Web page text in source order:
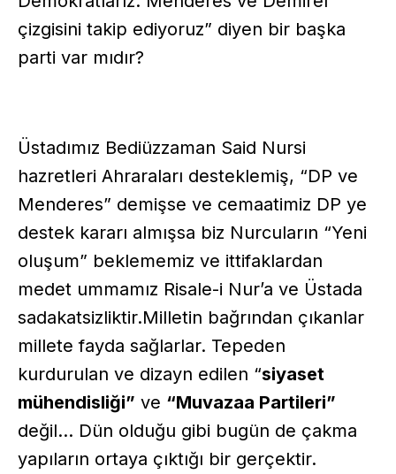
çizgisini takip ediyoruz” diyen bir başka
parti var mıdır?
Üstadımız Bediüzzaman Said Nursi
hazretleri Ahraraları desteklemiş, “DP ve
Menderes” demişse ve cemaatimiz DP ye
destek kararı almışsa biz Nurcuların “Yeni
oluşum” beklememiz ve ittifaklardan
medet ummamız Risale-i Nur’a ve Üstada
sadakatsizliktir.Milletin bağrından çıkanlar
millete fayda sağlarlar. Tepeden
kurdurulan ve dizayn edilen “siyaset
mühendisliği” ve “Muvazaa Partileri”
değil... Dün olduğu gibi bugün de çakma
yapıların ortaya çıktığı bir gerçektir.